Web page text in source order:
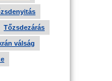
Tőzsdezárás
válság